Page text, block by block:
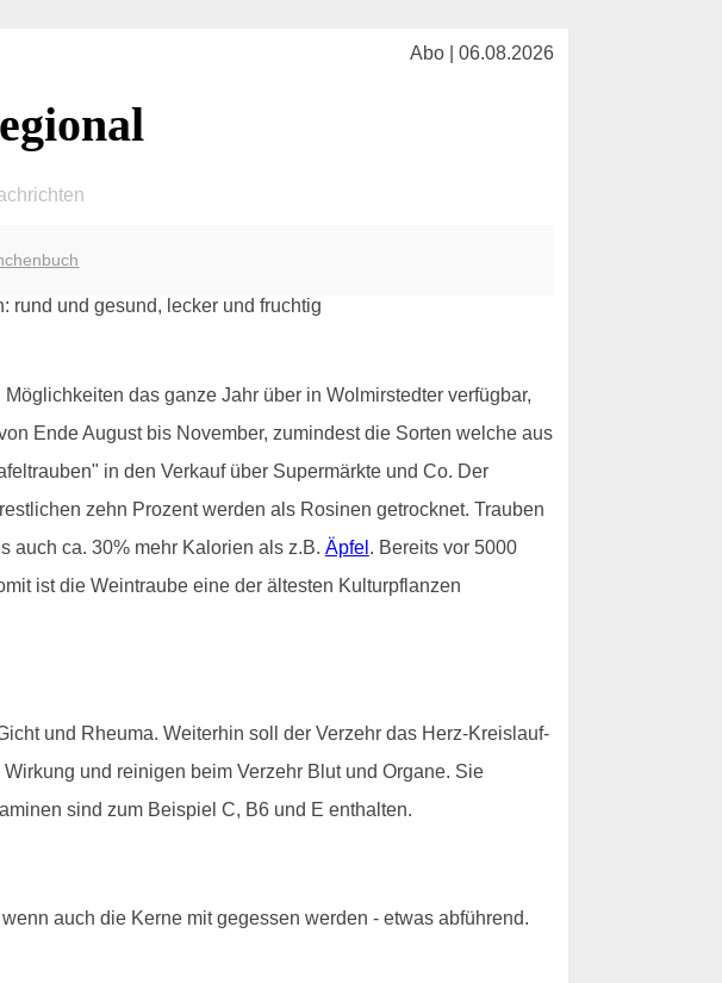
Abo | 06.08.2026
das ganze Jahr über in Wolmirstedter verfügbar,
Ende August bis November, zumindest die Sorten welche aus
in den Verkauf über Supermärkte und Co. Der
zehn Prozent werden als Rosinen getrocknet. Trauben
auch ca. 30% mehr Kalorien als z.B. Äpfel . Bereits vor 5000
ist die Weintraube eine der ältesten Kulturpflanzen
und Rheuma. Weiterhin soll der Verzehr das Herz-Kreislauf-
und reinigen beim Verzehr Blut und Organe. Sie
sind zum Beispiel C, B6 und E enthalten.
auch die Kerne mit gegessen werden - etwas abführend.